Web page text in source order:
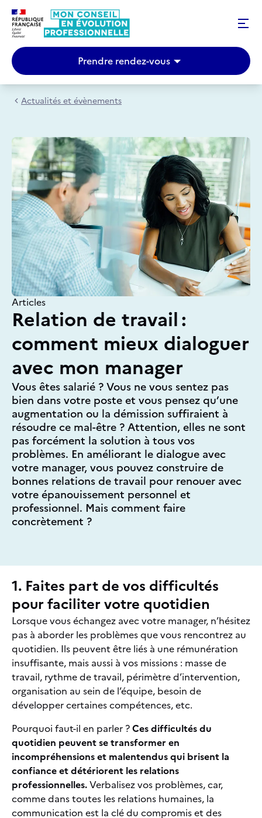
Prendre rendez-vous
Actualités et évènements
Articles
Relation de travail :
comment mieux dialoguer
avec mon manager
Vous êtes salarié ? Vous ne vous sentez pas
bien dans votre poste et vous pensez qu’une
augmentation ou la démission suffiraient à
résoudre ce mal-être ? Attention, elles ne sont
pas forcément la solution à tous vos
problèmes. En améliorant le dialogue avec
votre manager, vous pouvez construire de
bonnes relations de travail pour renouer avec
votre épanouissement personnel et
professionnel. Mais comment faire
concrètement ?
1. Faites part de vos difficultés
pour faciliter votre quotidien
Lorsque vous échangez avec votre manager, n’hésitez
pas à aborder les problèmes que vous rencontrez au
quotidien. Ils peuvent être liés à une rémunération
insuffisante, mais aussi à vos missions : masse de
travail, rythme de travail, périmètre d’intervention,
organisation au sein de l’équipe, besoin de
développer certaines compétences, etc.
Pourquoi faut-il en parler ?Ces difficultés du
quotidien peuvent se transformer en
incompréhensions et malentendus qui brisent la
confiance et détériorent les relations
professionnelles.Verbalisez vos problèmes, car,
comme dans toutes les relations humaines, la
communication est la clé du compromis et des